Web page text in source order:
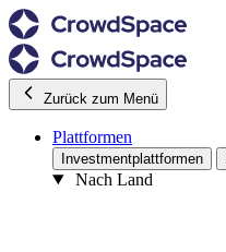
Zurück zum Menü
Plattformen
Investmentplattformen
Nach Land